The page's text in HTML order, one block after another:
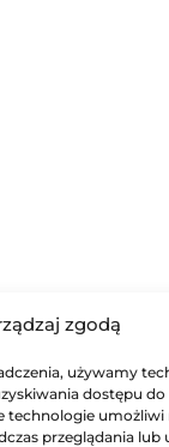
zgodą
używamy
dostępu
technologie
przeglądania